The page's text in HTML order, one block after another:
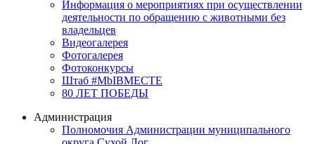
Информация о мероприятиях при осуществлении
деятельности по обращению с животными без
владельцев
Видеогалерея
Фотогалерея
Фотоконкурсы
Штаб #MbIBMECTE
80 ЛЕТ ПОБЕДЫ
Администрация
Полномочия Администрации муниципального